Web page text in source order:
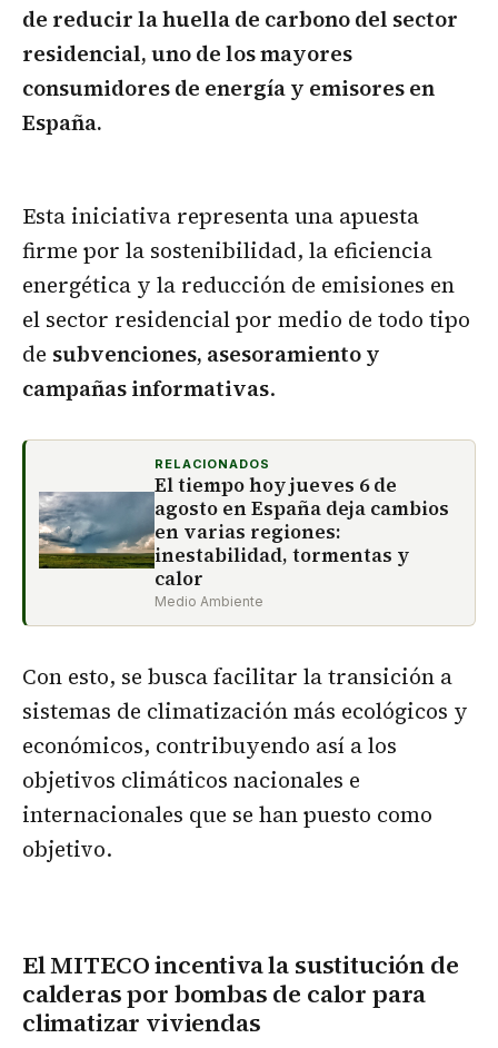
de reducir la huella de carbono del sector
residencial, uno de los mayores
consumidores de energía y emisores en
España.
Esta iniciativa representa una apuesta
firme por la sostenibilidad, la eficiencia
energética y la reducción de emisiones en
el sector residencial por medio de todo tipo
de subvenciones, asesoramiento y
campañas informativas.
RELACIONADOS
El tiempo hoy jueves 6 de
agosto en España deja cambios
en varias regiones:
inestabilidad, tormentas y
calor
Medio Ambiente
Con esto, se busca facilitar la transición a
sistemas de climatización más ecológicos y
económicos, contribuyendo así a los
objetivos climáticos nacionales e
internacionales que se han puesto como
objetivo.
El MITECO incentiva la sustitución de
calderas por bombas de calor para
climatizar viviendas